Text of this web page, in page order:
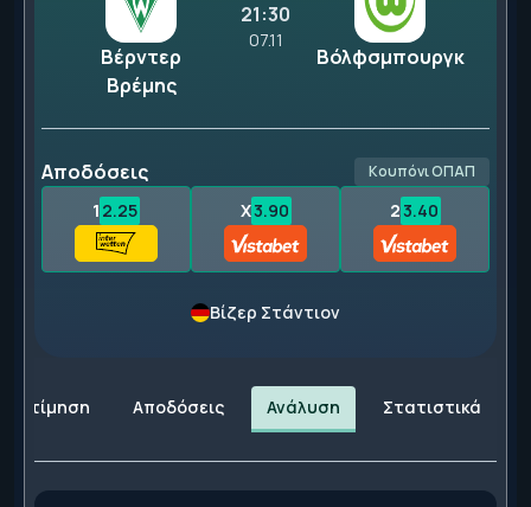
Βέρντερ
Βρέμης
21:30
07.11
Βόλφσμπουργκ
Αποδόσεις Κουπόνι ΟΠΑΠ
1 2.25 X3.90 23.40
Βίζερ Στάντιον
Εκτίμηση Αποδόσεις Ανάλυση Στατιστικά